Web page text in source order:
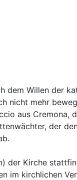
dem Willen der
nicht mehr
aus Cremona,
der
der Kirche
im kirchlichen